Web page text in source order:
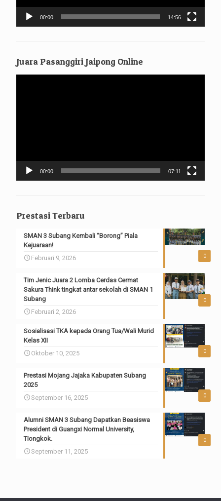
00:00 14:56
Juara Pasanggiri Jaipong Online
00:00 07:11
Prestasi Terbaru
0
SMAN 3 Subang Kembali “Borong” Piala
Kejuaraan!
Februari 9, 2026
0
Tim Jenic Juara 2 Lomba Cerdas Cermat
Sakura Think tingkat antar sekolah di SMAN 1
Subang
Februari 2, 2026
0
Sosialisasi TKA kepada Orang Tua/Wali Murid
Kelas XII
Oktober 10, 2025
0
Prestasi Mojang Jajaka Kabupaten Subang
2025
September 16, 2025
0
Alumni SMAN 3 Subang Dapatkan Beasiswa
President di Guangxi Normal University,
Tiongkok.
September 11, 2025